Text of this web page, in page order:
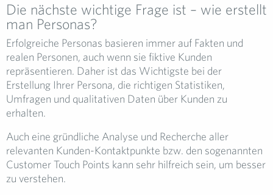
Die nächste wichtige Frage ist – wie erstellt
man Personas?
Erfolgreiche Personas basieren immer auf Fakten und
realen Personen, auch wenn sie fiktive Kunden
repräsentieren. Daher ist das Wichtigste bei der
Erstellung Ihrer Persona, die richtigen Statistiken,
Umfragen und qualitativen Daten über Kunden zu
erhalten.
Auch eine gründliche Analyse und Recherche aller
relevanten Kunden-Kontaktpunkte bzw. den sogenannten
Customer Touch Points kann sehr hilfreich sein, um besser
zu verstehen.